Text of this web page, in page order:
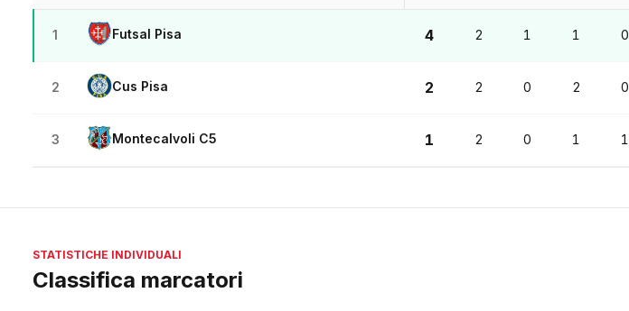
1 Futsal Pisa 4 2 1 1 0
2 Cus Pisa 2 2 0 2 0
3 Montecalvoli C5 1 2 0 1 1
STATISTICHE INDIVIDUALI
Classifica marcatori